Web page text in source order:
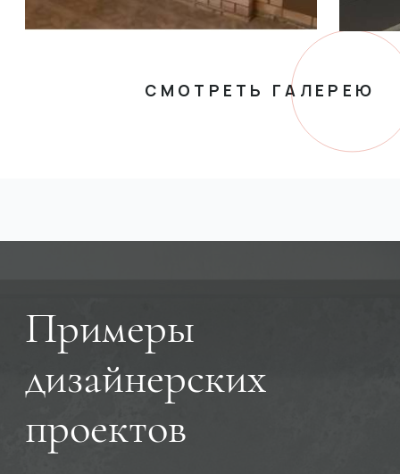
СМОТРЕТЬ ГАЛЕРЕЮ
Примеры
дизайнерских
проектов